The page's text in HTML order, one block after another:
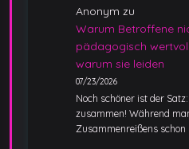
Anonym zu
Warum Betroffene
pädagogisch
warum sie leiden
07/23/2026
Noch schöner ist der
zusammen! Während
Zusammenreißens